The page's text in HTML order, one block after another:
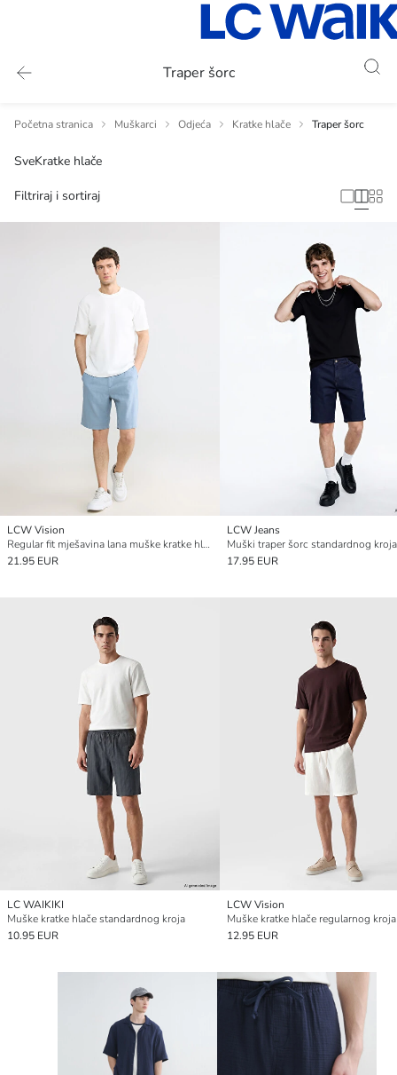
Traper šorc
Početna stranica Muškarci Odjeća Kratke hlače Traper šorc
SveKratke hlače
Filtriraj i sortiraj
LCW Vision
Regular fit mješavina lana muške kratke hlače
21.95 EUR
LCW Jeans
Muški traper šorc standardnog kroja
17.95 EUR
LC WAIKIKI
Muške kratke hlače standardnog kroja
10.95 EUR
LCW Vision
Muške kratke hlače regularnog kroja
12.95 EUR